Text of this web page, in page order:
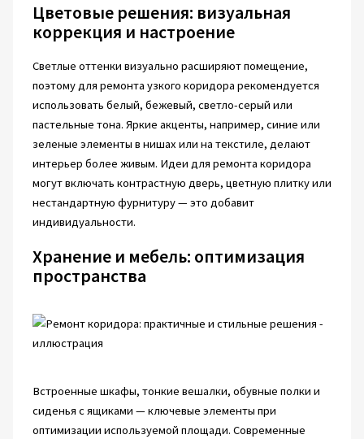
Цветовые решения: визуальная
коррекция и настроение
Светлые оттенки визуально расширяют помещение,
поэтому для ремонта узкого коридора рекомендуется
использовать белый, бежевый, светло-серый или
пастельные тона. Яркие акценты, например, синие или
зеленые элементы в нишах или на текстиле, делают
интерьер более живым. Идеи для ремонта коридора
могут включать контрастную дверь, цветную плитку или
нестандартную фурнитуру — это добавит
индивидуальности.
Хранение и мебель: оптимизация
пространства
Встроенные шкафы, тонкие вешалки, обувные полки и
сиденья с ящиками — ключевые элементы при
оптимизации используемой площади. Современные